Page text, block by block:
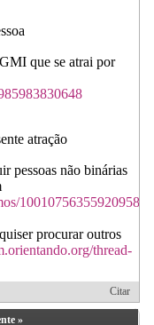
que se atrai por
atração
pessoas não binárias
100107563559209589
procurar outros
thread-
Citar
»